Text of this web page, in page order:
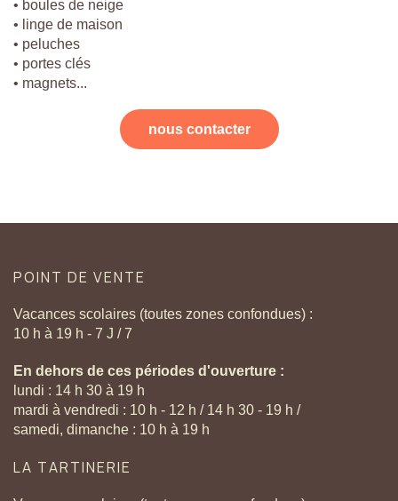
• boules de neige
• linge de maison
• peluches
• portes clés
• magnets...
nous contacter
POINT DE VENTE
Vacances scolaires (toutes zones confondues) :
10 h à 19 h - 7 J / 7
En dehors de ces périodes d'ouverture :
lundi : 14 h 30 à 19 h
mardi à vendredi : 10 h - 12 h / 14 h 30 - 19 h /
samedi, dimanche : 10 h à 19 h
LA TARTINERIE